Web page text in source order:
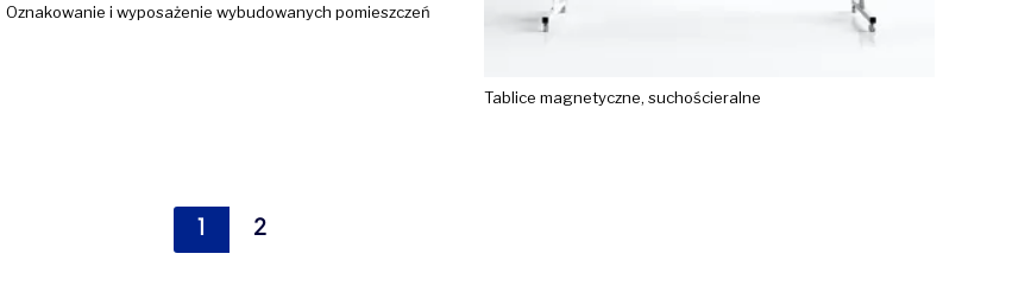
Oznakowanie i wyposażenie wybudowanych pomieszczeń
Tablice magnetyczne, suchościeralne
1 2